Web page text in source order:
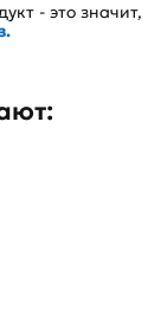
- это значит,